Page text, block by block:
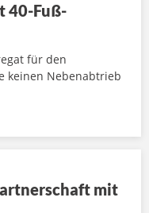
40-Fuß-
für den
keinen Nebenabtrieb
mit